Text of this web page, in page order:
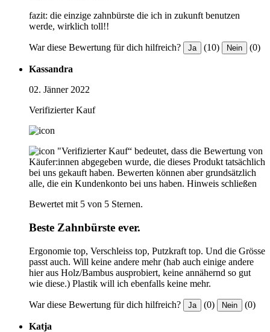
fazit: die einzige zahnbürste die ich in zukunft benutzen
werde, wirklich toll!!
War diese Bewertung für dich hilfreich? Ja (10) Nein (0)
Kassandra
02. Jänner 2022
Verifizierter Kauf
"Verifizierter Kauf“ bedeutet, dass die Bewertung von
Käufer:innen abgegeben wurde, die dieses Produkt tatsächlich
bei uns gekauft haben. Bewerten können aber grundsätzlich
alle, die ein Kundenkonto bei uns haben. Hinweis schließen
Bewertet mit 5 von 5 Sternen.
Beste Zahnbürste ever.
Ergonomie top, Verschleiss top, Putzkraft top. Und die Grösse
passt auch. Will keine andere mehr (hab auch einige andere
hier aus Holz/Bambus ausprobiert, keine annähernd so gut
wie diese.) Plastik will ich ebenfalls keine mehr.
War diese Bewertung für dich hilfreich? Ja (0) Nein (0)
Katja